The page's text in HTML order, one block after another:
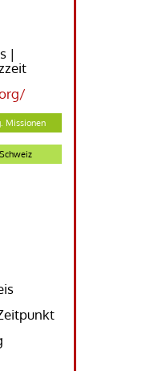
|
Missionen